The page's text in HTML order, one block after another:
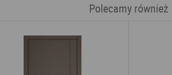
Polecamy również